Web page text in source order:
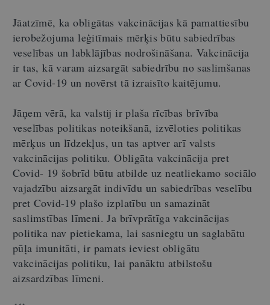
Jāatzīmē, ka obligātas vakcinācijas kā pamattiesību
ierobežojuma leģitīmais mērķis būtu sabiedrības
veselības un labklājības nodrošināšana. Vakcinācija
ir tas, kā varam aizsargāt sabiedrību no saslimšanas
ar Covid-19 un novērst tā izraisīto kaitējumu.
Jāņem vērā, ka valstij ir plaša rīcības brīvība
veselības politikas noteikšanā, izvēloties politikas
mērķus un līdzekļus, un tas aptver arī valsts
vakcinācijas politiku. Obligāta vakcinācija pret
Covid- 19 šobrīd būtu atbilde uz neatliekamo sociālo
vajadzību aizsargāt indivīdu un sabiedrības veselību
pret Covid-19 plašo izplatību un samazināt
saslimstības līmeni. Ja brīvprātīga vakcinācijas
politika nav pietiekama, lai sasniegtu un saglabātu
pūļa imunitāti, ir pamats ieviest obligātu
vakcinācijas politiku, lai panāktu atbilstošu
aizsardzības līmeni.